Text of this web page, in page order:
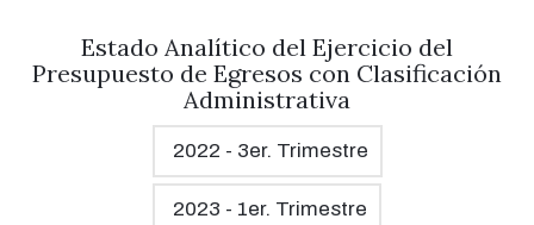
Estado Analítico del Ejercicio del
Presupuesto de Egresos con Clasificación
Administrativa
2022 - 3er. Trimestre
2023 - 1er. Trimestre